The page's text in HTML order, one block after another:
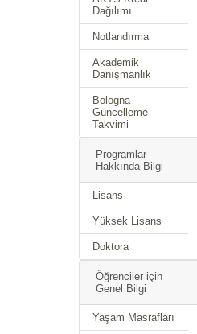
Dağılımı
Notlandırma
Akademik
Danışmanlık
Bologna
Güncelleme
Takvimi
Programlar
Hakkında Bilgi
Lisans
Yüksek Lisans
Doktora
Öğrenciler için
Genel Bilgi
Yaşam Masrafları